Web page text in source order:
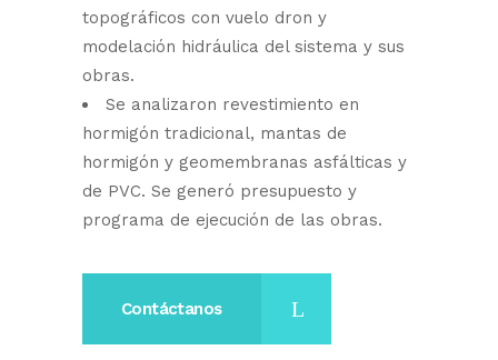
topográficos con vuelo dron y
modelación hidráulica del sistema y sus
obras.
Se analizaron revestimiento en
hormigón tradicional, mantas de
hormigón y geomembranas asfálticas y
de PVC. Se generó presupuesto y
programa de ejecución de las obras.
Contáctanos